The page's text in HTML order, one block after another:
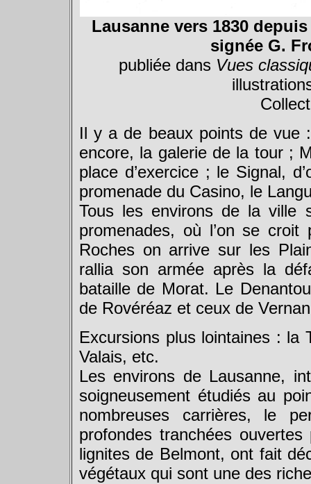
Lausanne vers 1830
signée G.
publiée dans Vues
Il y a de beaux points de vue
encore, la galerie de la tour ;
place d’exercice ; le Signal,
promenade du Casino, le
Tous les environs de la ville
promenades, où l’on se
Roches on arrive sur les
rallia son armée après la
bataille de Morat. Le
de Rovéréaz et ceux de
Excursions plus lointaines : la
Valais, etc.
Les environs de Lausanne,
soigneusement étudiés au
nombreuses carrières, le
profondes tranchées
lignites de Belmont, ont fait
végétaux qui sont une des